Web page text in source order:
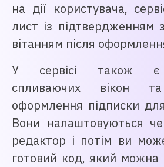
на дії користувача,
лист із підтвердженням
вітанням після
У сервісі також є
спливаючих вікон
оформлення підписки
Вони налаштовуються
редактор і потім ви
готовий код, який можна